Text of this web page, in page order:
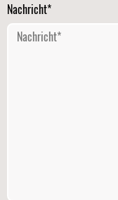
Nachricht*